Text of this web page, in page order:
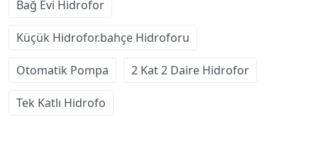
Bağ Evi Hidrofor
Küçük Hidrofor.bahçe Hidroforu
Otomatik Pompa 2 Kat 2 Daire Hidrofor
Tek Katlı Hidrofo